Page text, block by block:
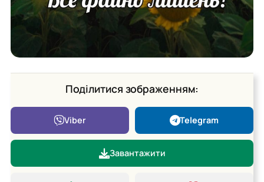
Поділитися зображенням:
Viber Telegram
Завантажити